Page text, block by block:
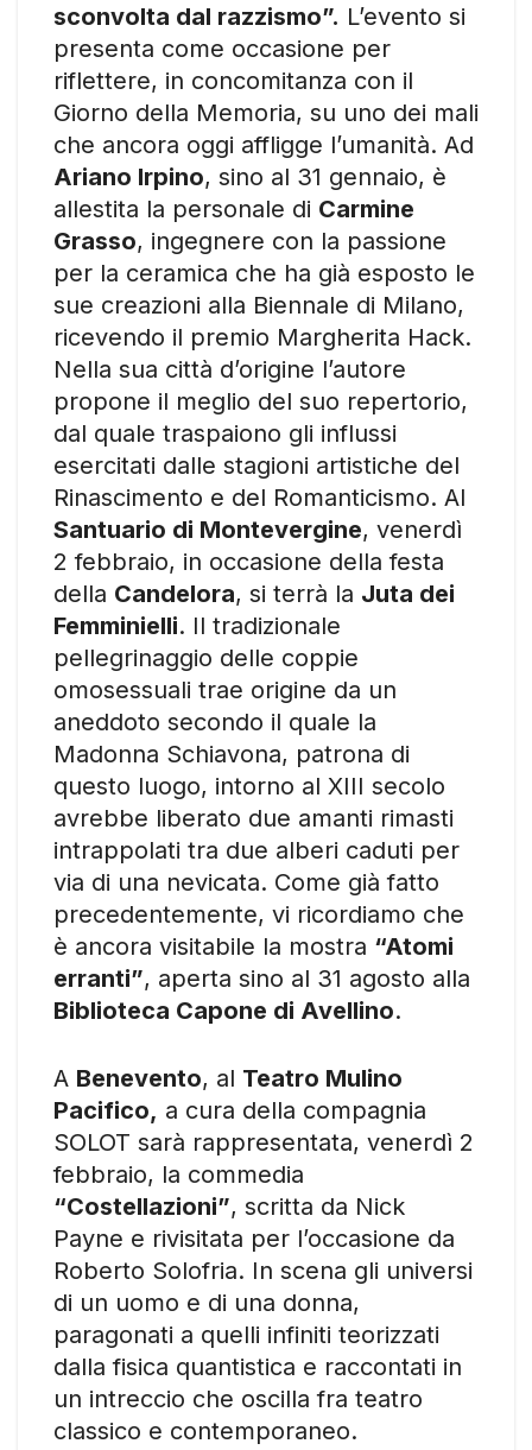
sconvolta dal razzismo”. L’evento si
presenta come occasione per
riflettere, in concomitanza con il
Giorno della Memoria, su uno dei mali
che ancora oggi affligge l’umanità. Ad
Ariano Irpino, sino al 31 gennaio, è
allestita la personale di Carmine
Grasso, ingegnere con la passione
per la ceramica che ha già esposto le
sue creazioni alla Biennale di Milano,
ricevendo il premio Margherita Hack.
Nella sua città d’origine l’autore
propone il meglio del suo repertorio,
dal quale traspaiono gli influssi
esercitati dalle stagioni artistiche del
Rinascimento e del Romanticismo. Al
Santuario di Montevergine, venerdì
2 febbraio, in occasione della festa
della Candelora, si terrà la Juta dei
Femminielli. Il tradizionale
pellegrinaggio delle coppie
omosessuali trae origine da un
aneddoto secondo il quale la
Madonna Schiavona, patrona di
questo luogo, intorno al XIII secolo
avrebbe liberato due amanti rimasti
intrappolati tra due alberi caduti per
via di una nevicata. Come già fatto
precedentemente, vi ricordiamo che
è ancora visitabile la mostra “Atomi
erranti”, aperta sino al 31 agosto alla
Biblioteca Capone di Avellino.
A Benevento, al Teatro Mulino
Pacifico, a cura della compagnia
SOLOT sarà rappresentata, venerdì 2
febbraio, la commedia
“Costellazioni”, scritta da Nick
Payne e rivisitata per l’occasione da
Roberto Solofria. In scena gli universi
di un uomo e di una donna,
paragonati a quelli infiniti teorizzati
dalla fisica quantistica e raccontati in
un intreccio che oscilla fra teatro
classico e contemporaneo.